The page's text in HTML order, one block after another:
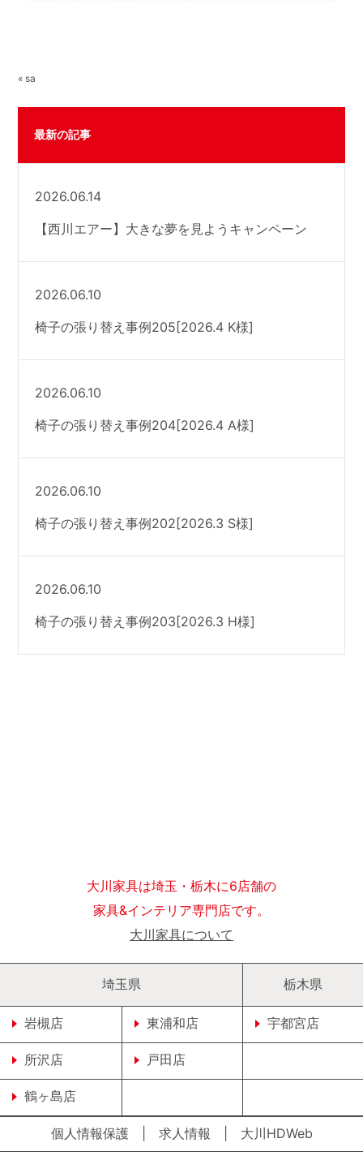
« sa
最新の記事
2026.06.14
【西川エアー】大きな夢を見ようキャンペーン
2026.06.10
椅子の張り替え事例205[2026.4 K様]
2026.06.10
椅子の張り替え事例204[2026.4 A様]
2026.06.10
椅子の張り替え事例202[2026.3 S様]
2026.06.10
椅子の張り替え事例203[2026.3 H様]
大川家具は埼玉・栃木に6店舗の
家具&インテリア専門店です。
大川家具について
埼玉県
岩槻店 東浦和店
所沢店 戸田店
鶴ヶ島店
栃木県
宇都宮店
個人情報保護| 求人情報 大川HDWeb